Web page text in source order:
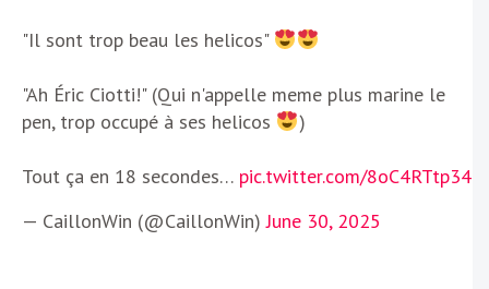
"Il sont trop beau les helicos"
"Ah Éric Ciotti!" (Qui n'appelle meme plus marine le
pen, trop occupé à ses helicos
)
Tout ça en 18 secondes… pic.twitter.com/8oC4RTtp34
— CaillonWin (@CaillonWin)June 30, 2025